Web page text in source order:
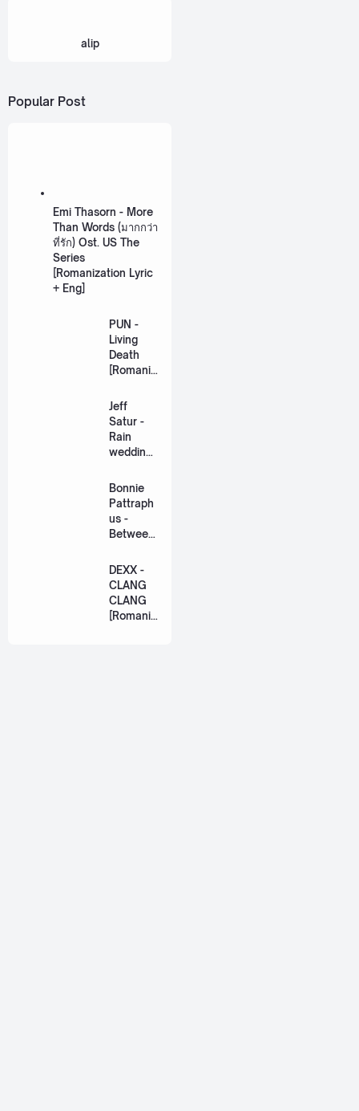
alip
Popular Post
Emi Thasorn - More
Than Words (มากกว่า
ที่รัก) Ost. US The
Series
[Romanization Lyric
+ Eng]
PUN -
Living
Death
[Romaniz
Lyric +
Eng]
Jeff
Satur -
Rain
wedding
วิวาห์)
Ost. The
Paradise
of Thorns
Lyric +
Eng]
Bonnie
Pattraph
us -
Between
US The
Series
[Romaniz
ation
Lyric +
DEXX -
CLANG
CLANG
[Romaniz